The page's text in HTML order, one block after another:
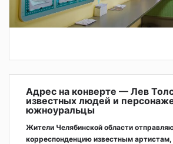
Адрес на конверте — Лев
известных людей и
южноуральцы
Жители Челябинской области
корреспонденцию известным